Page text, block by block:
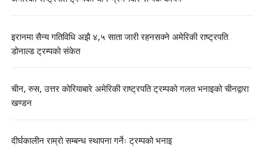
इरानमा सैन्य गतिविधि अझै ४,५ साता जारी रहनसक्ने अमेरिकी राष्ट्रपति
डोनाल्ड ट्रम्पको संकेत
चीन, रुस, उत्तर कोरियाबारे अमेरिकी राष्ट्रपति ट्रम्पको गलत भनाइको चीनद्वारा
खण्डन
दीर्घकालीन राम्रो सम्बन्ध स्थापना गर्नेः ट्रम्पको भनाइ